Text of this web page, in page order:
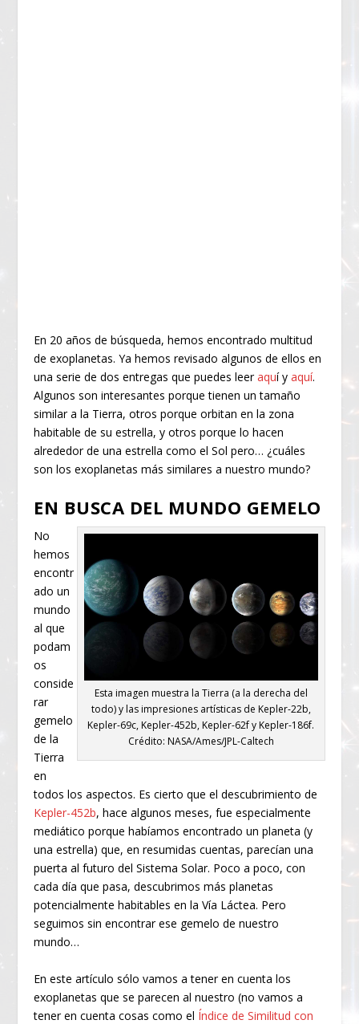
En 20 años de búsqueda, hemos encontrado multitud
de exoplanetas. Ya hemos revisado algunos de ellos en
una serie de dos entregas que puedes leeraquí yaquí.
Algunos son interesantes porque tienen un tamaño
similar a la Tierra, otros porque orbitan en la zona
habitable de su estrella, y otros porque lo hacen
alrededor de una estrella como el Sol pero… ¿cuáles
son los exoplanetas más similares a nuestro mundo?
EN BUSCA DEL MUNDO GEMELO
Esta imagen muestra la Tierra (a la derecha del
todo) y las impresiones artísticas de Kepler-22b,
Kepler-69c, Kepler-452b, Kepler-62f y Kepler-186f.
Crédito: NASA/Ames/JPL-Caltech
No
hemos
encontr
ado un
mundo
al que
podam
os
conside
rar
gemelo
de la
Tierra
en
todos los aspectos. Es cierto que el descubrimiento de
Kepler-452b, hace algunos meses, fue especialmente
mediático porque habíamos encontrado un planeta (y
una estrella) que, en resumidas cuentas, parecían una
puerta al futuro del Sistema Solar. Poco a poco, con
cada día que pasa, descubrimos más planetas
potencialmente habitables en la Vía Láctea. Pero
seguimos sin encontrar ese gemelo de nuestro
mundo…
En este artículo sólo vamos a tener en cuenta los
exoplanetas que se parecen al nuestro (no vamos a
tener en cuenta cosas como el Índice de Similitud con